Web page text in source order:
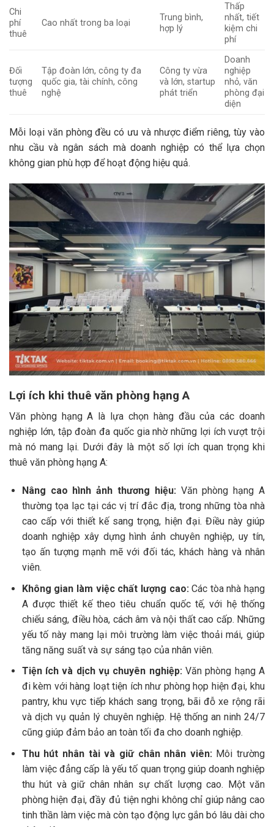
Chi
phí
thuê
Cao nhất trong ba loại
Trung bình,
hợp lý
Thấp
nhất, tiết
kiệm chi
phí
Đối
tượng
thuê
Tập đoàn lớn, công ty đa
quốc gia, tài chính, công
nghệ
Công ty vừa
và lớn, startup
phát triển
Doanh
nghiệp
nhỏ, văn
phòng đại
diện
Mỗi loại văn phòng đều có ưu và nhược điểm riêng, tùy vào
nhu cầu và ngân sách mà doanh nghiệp có thể lựa chọn
không gian phù hợp để hoạt động hiệu quả.
Lợi ích khi thuê văn phòng hạng A
Văn phòng hạng A là lựa chọn hàng đầu của các doanh
nghiệp lớn, tập đoàn đa quốc gia nhờ những lợi ích vượt trội
mà nó mang lại. Dưới đây là một số lợi ích quan trọng khi
thuê văn phòng hạng A:
Nâng cao hình ảnh thương hiệu:Văn phòng hạng A
thường tọa lạc tại các vị trí đắc địa, trong những tòa nhà
cao cấp với thiết kế sang trọng, hiện đại. Điều này giúp
doanh nghiệp xây dựng hình ảnh chuyên nghiệp, uy tín,
tạo ấn tượng mạnh mẽ với đối tác, khách hàng và nhân
viên.
Không gian làm việc chất lượng cao: Các tòa nhà hạng
A được thiết kế theo tiêu chuẩn quốc tế, với hệ thống
chiếu sáng, điều hòa, cách âm và nội thất cao cấp. Những
yếu tố này mang lại môi trường làm việc thoải mái, giúp
tăng năng suất và sự sáng tạo của nhân viên.
Tiện ích và dịch vụ chuyên nghiệp:Văn phòng hạng A
đi kèm với hàng loạt tiện ích như phòng họp hiện đại, khu
pantry, khu vực tiếp khách sang trọng, bãi đỗ xe rộng rãi
và dịch vụ quản lý chuyên nghiệp. Hệ thống an ninh 24/7
cũng giúp đảm bảo an toàn tối đa cho doanh nghiệp.
Thu hút nhân tài và giữ chân nhân viên:Môi trường
làm việc đẳng cấp là yếu tố quan trọng giúp doanh nghiệp
thu hút và giữ chân nhân sự chất lượng cao. Một văn
phòng hiện đại, đầy đủ tiện nghi không chỉ giúp nâng cao
tinh thần làm việc mà còn tạo động lực gắn bó lâu dài cho